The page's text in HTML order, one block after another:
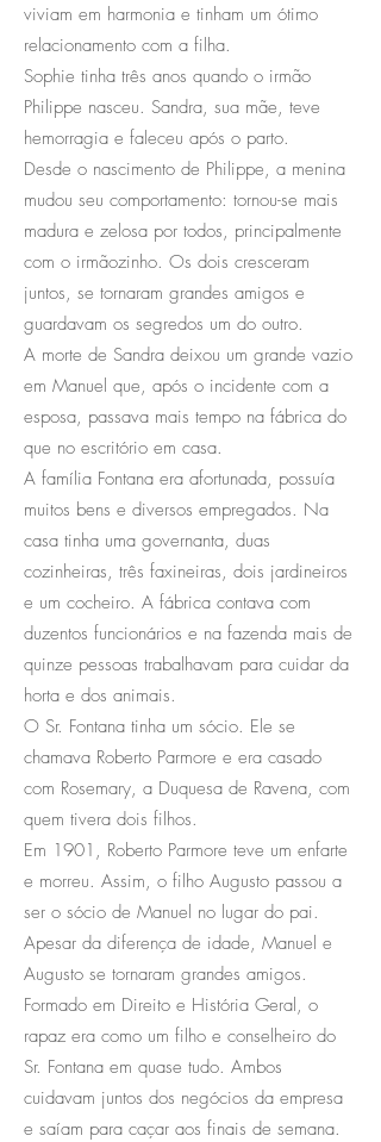
viviam em harmonia e tinham um ótimo
relacionamento com a filha.
Sophie tinha três anos quando o irmão
Philippe nasceu. Sandra, sua mãe, teve
hemorragia e faleceu após o parto.
Desde o nascimento de Philippe, a menina
mudou seu comportamento: tornou-se mais
madura e zelosa por todos, principalmente
com o irmãozinho. Os dois cresceram
juntos, se tornaram grandes amigos e
guardavam os segredos um do outro.
A morte de Sandra deixou um grande vazio
em Manuel que, após o incidente com a
esposa, passava mais tempo na fábrica do
que no escritório em casa.
A família Fontana era afortunada, possuía
muitos bens e diversos empregados. Na
casa tinha uma governanta, duas
cozinheiras, três faxineiras, dois jardineiros
e um cocheiro. A fábrica contava com
duzentos funcionários e na fazenda mais de
quinze pessoas trabalhavam para cuidar da
horta e dos animais.
O Sr. Fontana tinha um sócio. Ele se
chamava Roberto Parmore e era casado
com Rosemary, a Duquesa de Ravena, com
quem tivera dois filhos.
Em 1901, Roberto Parmore teve um enfarte
e morreu. Assim, o filho Augusto passou a
ser o sócio de Manuel no lugar do pai.
Apesar da diferença de idade, Manuel e
Augusto se tornaram grandes amigos.
Formado em Direito e História Geral, o
rapaz era como um filho e conselheiro do
Sr. Fontana em quase tudo. Ambos
cuidavam juntos dos negócios da empresa
e saíam para caçar aos finais de semana.